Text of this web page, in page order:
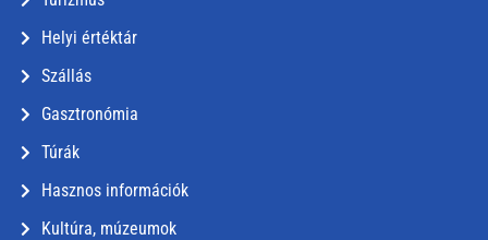
Helyi értéktár
Szállás
Gasztronómia
Túrák
Hasznos információk
Kultúra, múzeumok